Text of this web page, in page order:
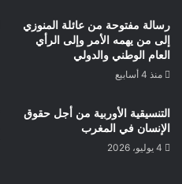
رسالة مفتوحة من عائلة المنوزي
إلى من يهمه الأمر وإلى الرأي
العام الوطني والدولي
منذ 4 أسابيع
التنسيقية الأوربية من أجل حقوق
الإنسان في المغرب
4 يوليو، 2026